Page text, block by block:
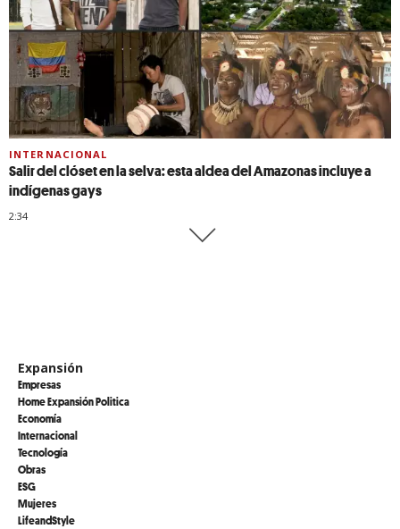
INTERNACIONAL
Salir del clóset en la selva: esta aldea del Amazonas incluye a
indígenas gays
2:34
Expansión
Empresas
Home Expansión Politica
Economía
Internacional
Tecnología
Obras
ESG
Mujeres
LifeandStyle